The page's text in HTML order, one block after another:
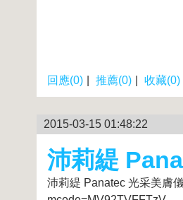
回應(0) 推薦(0) 收藏(0)
2015-03-15 01:48:22
沛莉緹
沛莉緹 Panatec 光采美膚